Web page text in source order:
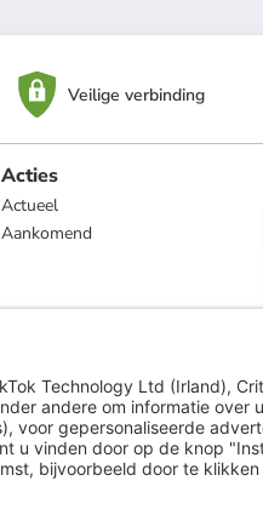
Veilige verbinding
Acties
Actueel
Aankomend